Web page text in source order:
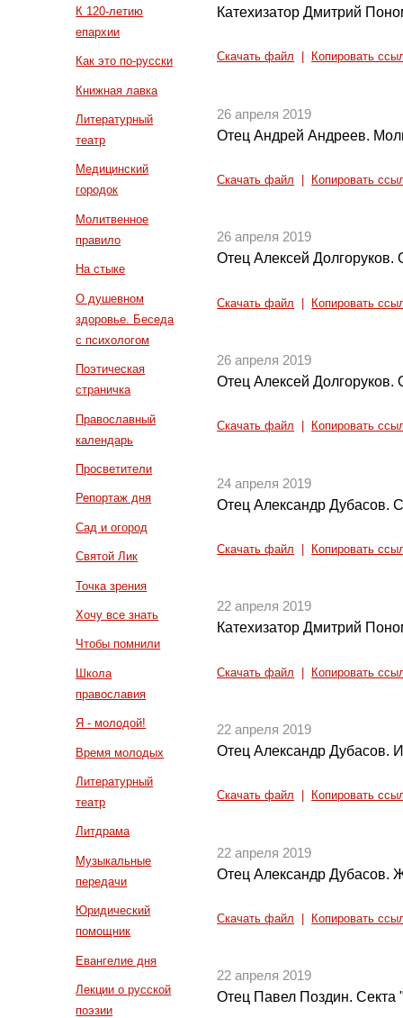
К 120-летию
епархии
Как это по-русски
Книжная лавка
Литературный
театр
Медицинский
городок
Молитвенное
правило
На стыке
О душевном
здоровье. Беседа
с психологом
Поэтическая
страничка
Православный
календарь
Просветители
Репортаж дня
Сад и огород
Святой Лик
Точка зрения
Хочу все знать
Чтобы помнили
Школа
православия
Я - молодой!
Время молодых
Литературный
театр
Литдрама
Музыкальные
передачи
Юридический
помощник
Евангелие дня
Лекции о русской
поэзии
Катехизатор Дмитрий
Скачать файл Копировать
26 апреля 2019
Отец Андрей Андреев.
Скачать файл Копировать
26 апреля 2019
Отец Алексей Долгоруков.
Скачать файл Копировать
26 апреля 2019
Отец Алексей Долгоруков.
Скачать файл Копировать
24 апреля 2019
Отец Александр Дубасов.
Скачать файл Копировать
22 апреля 2019
Катехизатор Дмитрий
Скачать файл Копировать
22 апреля 2019
Отец Александр Дубасов.
Скачать файл Копировать
22 апреля 2019
Отец Александр Дубасов.
Скачать файл Копировать
22 апреля 2019
Отец Павел Поздин. Секта